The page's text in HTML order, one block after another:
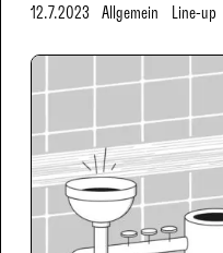
12.7.2023 Allgemein Line-up